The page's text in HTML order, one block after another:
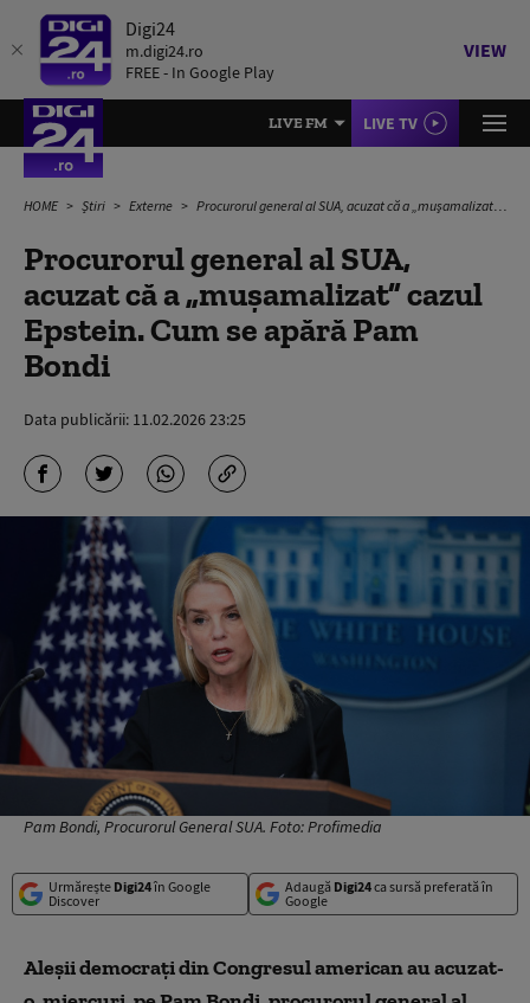
Digi24
m.digi24.ro
FREE - In Google Play
VIEW
LIVE FM LIVE TV
HOME Știri Externe Procurorul general al SUA, acuzat că a „muşamalizat” cazul Epstein. Cum se apără Pam Bondi
Procurorul general al SUA,
acuzat că a „muşamalizat” cazul
Epstein. Cum se apără Pam
Bondi
Data publicării: 11.02.2026 23:25
Pam Bondi, Procurorul General SUA. Foto: Profimedia
Urmărește Digi24în Google
Discover
Adaugă Digi24ca sursă preferată în
Google
Aleşii democraţi din Congresul american au acuzat-